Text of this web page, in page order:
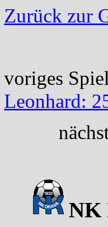
Zurück zur
voriges
Leonhard:
NK